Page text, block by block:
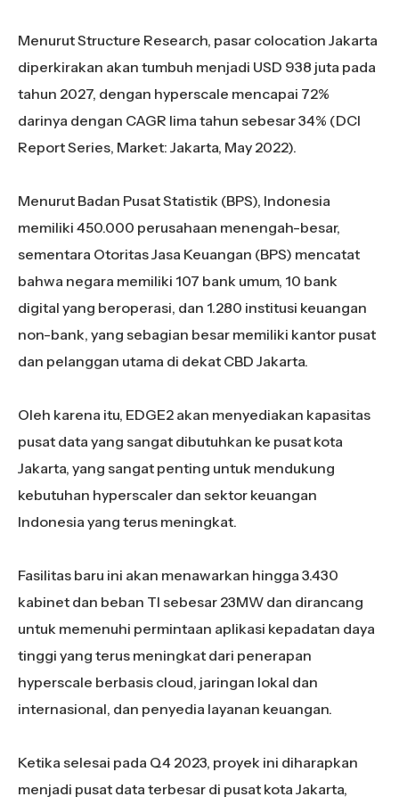
Menurut Structure Research, pasar colocation Jakarta
diperkirakan akan tumbuh menjadi USD 938 juta pada
tahun 2027, dengan hyperscale mencapai 72%
darinya dengan CAGR lima tahun sebesar 34% (DCI
Report Series, Market: Jakarta, May 2022).
Menurut Badan Pusat Statistik (BPS), Indonesia
memiliki 450.000 perusahaan menengah-besar,
sementara Otoritas Jasa Keuangan (BPS) mencatat
bahwa negara memiliki 107 bank umum, 10 bank
digital yang beroperasi, dan 1.280 institusi keuangan
non-bank, yang sebagian besar memiliki kantor pusat
dan pelanggan utama di dekat CBD Jakarta.
Oleh karena itu, EDGE2 akan menyediakan kapasitas
pusat data yang sangat dibutuhkan ke pusat kota
Jakarta, yang sangat penting untuk mendukung
kebutuhan hyperscaler dan sektor keuangan
Indonesia yang terus meningkat.
Fasilitas baru ini akan menawarkan hingga 3.430
kabinet dan beban TI sebesar 23MW dan dirancang
untuk memenuhi permintaan aplikasi kepadatan daya
tinggi yang terus meningkat dari penerapan
hyperscale berbasis cloud, jaringan lokal dan
internasional, dan penyedia layanan keuangan.
Ketika selesai pada Q4 2023, proyek ini diharapkan
menjadi pusat data terbesar di pusat kota Jakarta,